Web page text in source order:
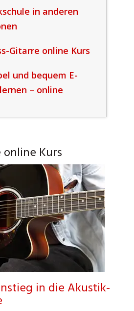
in anderen
Gitarre online Kurs
und bequem E-
– online
Kurs
in die Akustik-